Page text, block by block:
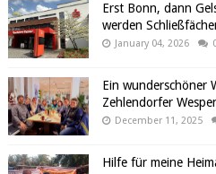
Erst Bonn, dann
werden
January 04, 2026
Ein wunderschöner
Zehlendorfer
December 11, 2025
Hilfe für meine